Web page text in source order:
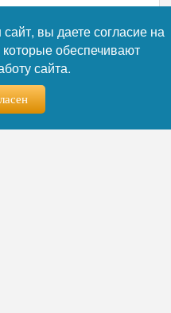
вы даете согласие на
обеспечивают
сайта.